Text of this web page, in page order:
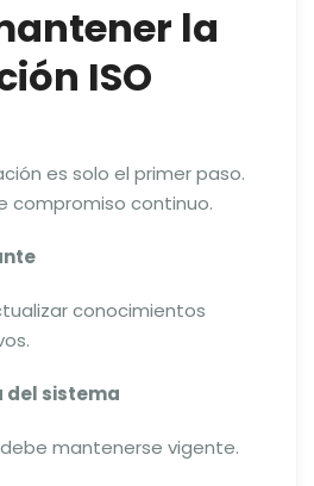
la
ISO
es solo el primer paso.
compromiso continuo.
conocimientos
del sistema
mantenerse vigente.